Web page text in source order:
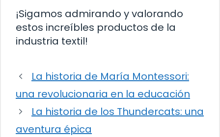
¡Sigamos admirando y valorando
estos increíbles productos de la
industria textil!
La historia de María Montessori:
una revolucionaria en la educación
La historia de los Thundercats: una
aventura épica